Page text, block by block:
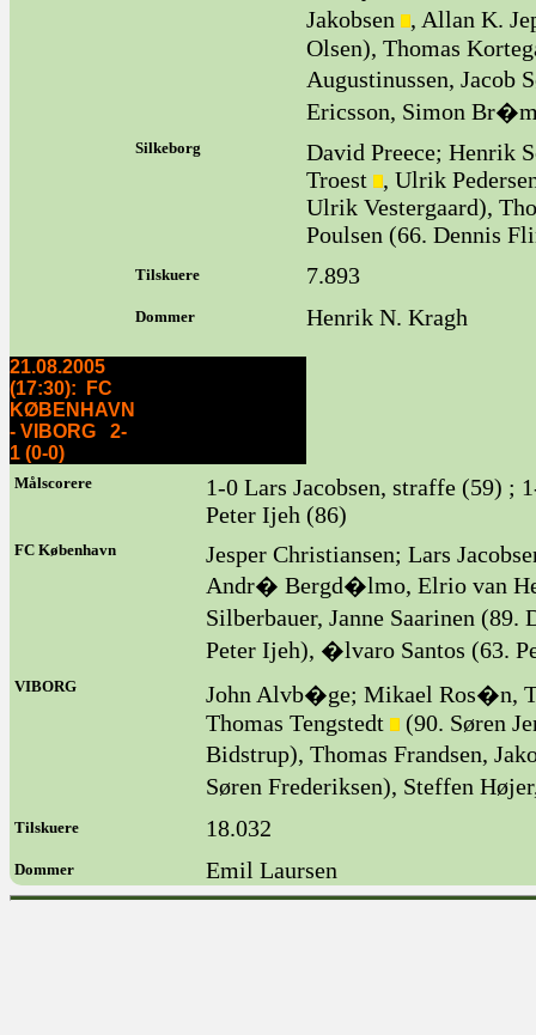
Jakobsen
, Allan K.
Olsen), Thomas
Augustinussen, Jacob
Ericsson, Simon
Silkeborg
David Preece; Henrik
Troest
, Ulrik
Ulrik Vestergaard),
Poulsen (66. Dennis
Tilskuere 7.893
Dommer Henrik N. Kragh
21.08.2005
(17:30): FC
KØBENHAVN
- VIBORG 2-
1 (0-0)
Målscorere
1-0 Lars Jacobsen, straffe (59) ;
Peter Ijeh (86)
FC København
Jesper Christiansen; Lars
Andr� Bergd�lmo, Elrio van
Silberbauer, Janne Saarinen
Peter Ijeh), �lvaro Santos (63.
VIBORG
John Alvb�ge; Mikael Ros�n,
Thomas Tengstedt
(90. Søren
Bidstrup), Thomas Frandsen,
Søren Frederiksen), Steffen
Tilskuere 18.032
Dommer Emil Laursen